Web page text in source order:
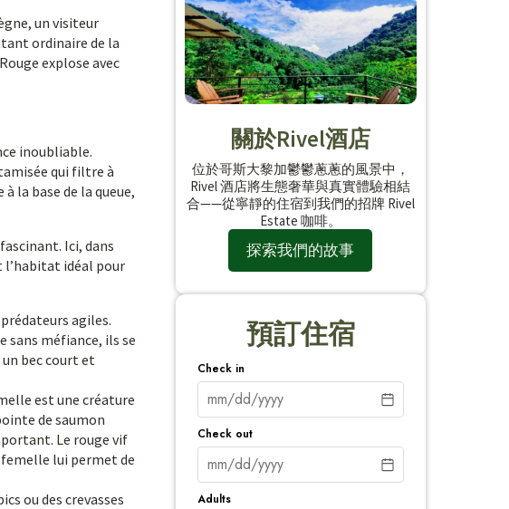
un visiteur
ordinaire de la
explose avec
inoubliable.
qui filtre à
la base de la queue,
Ici, dans
l’habitat idéal pour
agiles.
sans méfiance, ils se
bec court et
est une créature
de saumon
Le rouge vif
lui permet de
ou des crevasses
關於Rivel酒店
位於哥斯大黎加鬱鬱蔥蔥的風景中，
Rivel 酒店將生態奢華與真實體驗相結
合——從寧靜的住宿到我們的招牌 Rivel
Estate 咖啡。
探索我們的故事
預訂住宿
Check in
Check out
Adults